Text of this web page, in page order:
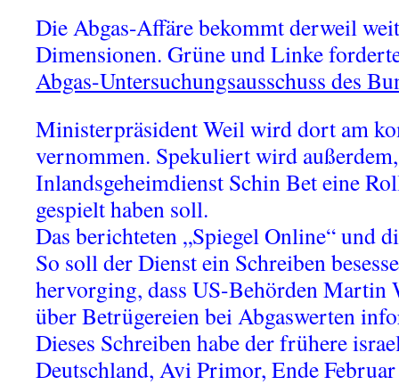
Die Abgas-Affäre bekommt derweil
Dimensionen. Grüne und Linke
Abgas-Untersuchungsausschuss des
Ministerpräsident Weil wird dort am
vernommen. Spekuliert wird
Inlandsgeheimdienst Schin Bet eine
gespielt haben soll.
Das berichteten „Spiegel Online“ und
So soll der Dienst ein Schreiben
hervorging, dass US-Behörden
über Betrügereien bei Abgaswerten
Dieses Schreiben habe der frühere
Deutschland, Avi Primor, Ende